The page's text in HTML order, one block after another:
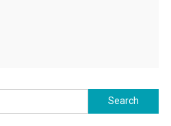
Search for: